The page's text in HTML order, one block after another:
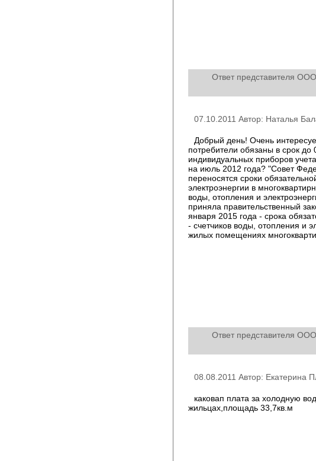
Ответ представителя
07.10.2011 Автор: Наталья
Добрый день! Очень
потребители обязаны в срок до
индивидуальных приборов
на июль 2012 года? "Совет
переносятся сроки
электроэнергии в
воды, отопления и
приняла правительственный
января 2015 года - срока
- счетчиков воды, отопления и
жилых помещениях
Ответ представителя
08.08.2011 Автор: Екатерина
каковап плата за холодную
жильцах,площадь 33,7кв.м